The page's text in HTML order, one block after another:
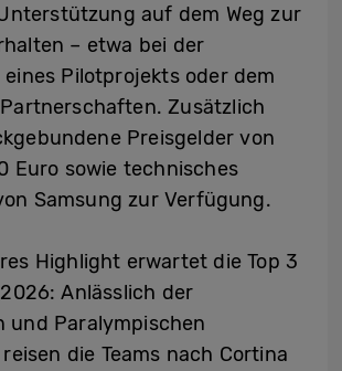
auf dem Weg zur
– etwa bei der
Pilotprojekts oder dem
Zusätzlich
Preisgelder von
Euro sowie technisches
Samsung zur Verfügung.
Highlight erwartet die Top 3
Anlässlich der
und Paralympischen
die Teams nach Cortina